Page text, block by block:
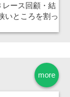
レース回顧・結
いところを割っ
more